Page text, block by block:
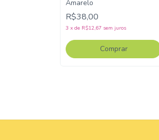
Amarelo
R$38,00
3 x de R$12,67 sem juros
Comprar